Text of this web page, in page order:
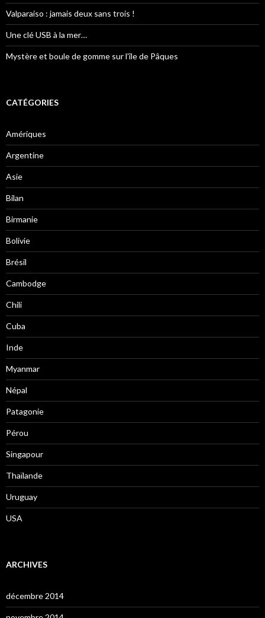
:Valparaiso : jamais deux sans trois !
Une clé USB à la mer…
Mystère et boule de gomme sur l’île de Pâques
CATÉGORIES
Amériques
Argentine
Asie
Bilan
Birmanie
Bolivie
Brésil
Cambodge
Chili
Cuba
Inde
Myanmar
Népal
Patagonie
Pérou
Singapour
Thaïlande
Uruguay
USA
ARCHIVES
décembre 2014